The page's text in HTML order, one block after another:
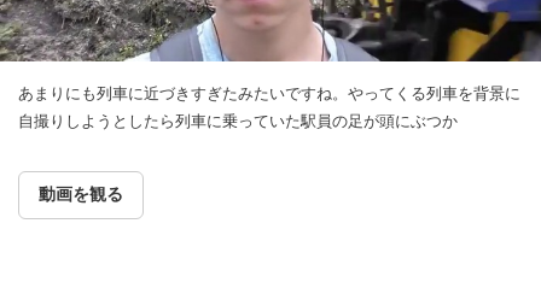
あまりにも列車に近づきすぎたみたいですね。やってくる列車を背景に
自撮りしようとしたら列車に乗っていた駅員の足が頭にぶつか
動画を観る